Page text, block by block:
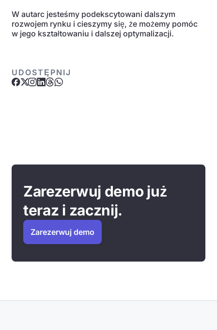
W autarc jesteśmy podekscytowani dalszym
rozwojem rynku i cieszymy się, że możemy pomóc
w jego kształtowaniu i dalszej optymalizacji.
UDOSTĘPNIJ
Zarezerwuj demo już
teraz i zacznij.
Zarezerwuj demo